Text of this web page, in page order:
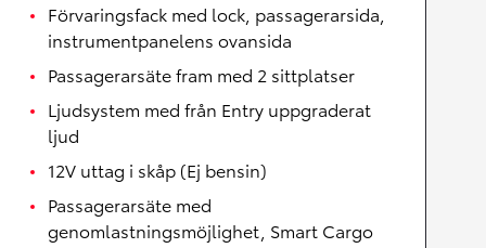
Förvaringsfack med lock, passagerarsida,
instrumentpanelens ovansida
Passagerarsäte fram med 2 sittplatser
Ljudsystem med från Entry uppgraderat
ljud
12V uttag i skåp (Ej bensin)
Passagerarsäte med
genomlastningsmöjlighet, Smart Cargo